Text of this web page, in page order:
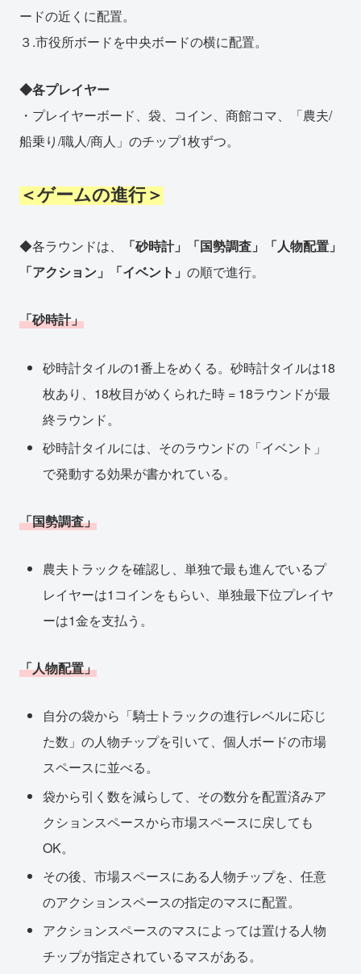
ードの近くに配置。
３.市役所ボードを中央ボードの横に配置。
◆各プレイヤー
・プレイヤーボード、袋、コイン、商館コマ、「農夫/
船乗り/職人/商人」のチップ1枚ずつ。
＜ゲームの進行＞
◆各ラウンドは、
「砂時計」「国勢調査」「人物配置」
「アクション」「イベント」 の順で進行。
「砂時計」
砂時計タイルの1番上をめくる。砂時計タイルは18
枚あり、18枚目がめくられた時 = 18ラウンドが最
終ラウンド。
砂時計タイルには、そのラウンドの「イベント」
で発動する効果が書かれている。
「国勢調査」
農夫トラックを確認し、単独で最も進んでいるプ
レイヤーは1コインをもらい、単独最下位プレイヤ
ーは1金を支払う。
「人物配置」
自分の袋から「騎士トラックの進行レベルに応じ
た数」の人物チップを引いて、個人ボードの市場
スペースに並べる。
袋から引く数を減らして、その数分を配置済みア
クションスペースから市場スペースに戻しても
OK。
その後、市場スペースにある人物チップを、任意
のアクションスペースの指定のマスに配置。
アクションスペースのマスによっては置ける人物
チップが指定されているマスがある。